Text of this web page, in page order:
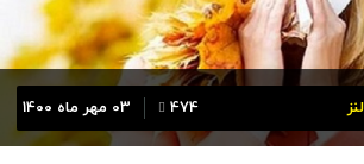
03 مهر ماه 1400 474